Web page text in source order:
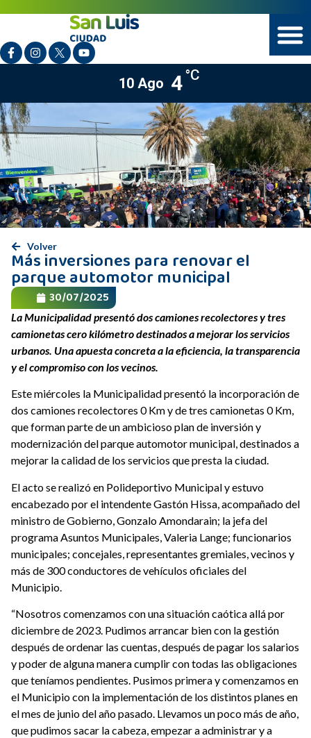
10 Ago 4°C
Volver
Más inversiones para renovar el
parque automotor municipal
30/07/2025
La Municipalidad presentó dos camiones recolectores y tres
camionetas cero kilómetro destinados a mejorar los servicios
urbanos. Una apuesta concreta a la eficiencia, la transparencia
y el compromiso con los vecinos.
Este miércoles la Municipalidad presentó la incorporación de
dos camiones recolectores 0 Km y de tres camionetas 0 Km,
que forman parte de un ambicioso plan de inversión y
modernización del parque automotor municipal, destinados a
mejorar la calidad de los servicios que presta la ciudad.
El acto se realizó en Polideportivo Municipal y estuvo
encabezado por el intendente Gastón Hissa, acompañado del
ministro de Gobierno, Gonzalo Amondarain; la jefa del
programa Asuntos Municipales, Valeria Lange; funcionarios
municipales; concejales, representantes gremiales, vecinos y
más de 300conductores devehículos oficiales del
Municipio
“Nosotros comenzamos con una situación caótica allá por
diciembre de 2023. Pudimos arrancar bien con la gestión
después de ordenar las cuentas, después de pagar los salarios
y poder de alguna manera cumplir con todas las obligaciones
que teníamos pendientes. Pusimos primera y comenzamos en
el Municipio con la implementación de los distintos planes en
el mes de junio del año pasado. Llevamos un poco más de año,
que pudimos sacar la cabeza, empezar a administrar y a